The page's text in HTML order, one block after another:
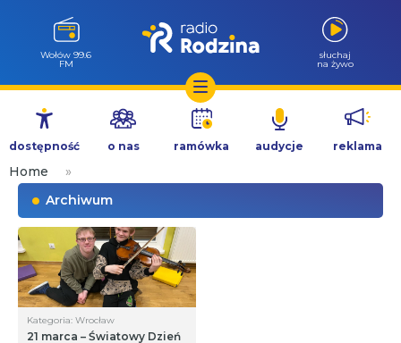
Przejdź
treści
Wołów 99.6
FM
słuchaj
na żywo
dostępność o nas ramówka audycje reklama
Home
»
Archiwum
Kategoria: Wrocław
21 marca – Światowy Dzień